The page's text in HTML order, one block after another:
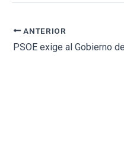
ANTERIOR